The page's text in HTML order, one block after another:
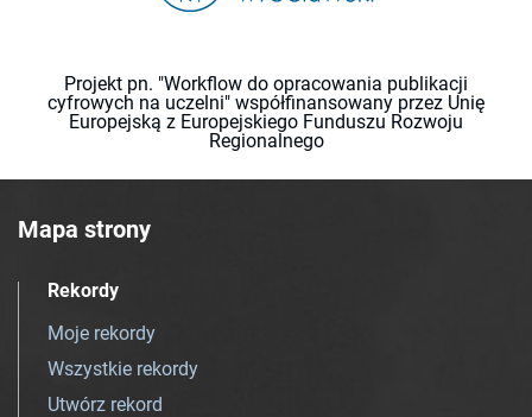
Projekt pn. "Workflow do opracowania publikacji
cyfrowych na uczelni" współfinansowany przez Unię
Europejską z Europejskiego Funduszu Rozwoju
Regionalnego
Mapa strony
Rekordy
Moje rekordy
Wszystkie rekordy
Utwórz rekord